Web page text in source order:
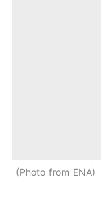
Photo from ENA